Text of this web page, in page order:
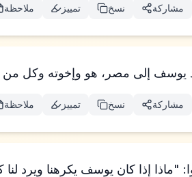
ملاحظة تمييز نسخ مشاركة
ملاحظة تمييز نسخ مشاركة
إذا كان يوسف يكرهنا ويرد لنا